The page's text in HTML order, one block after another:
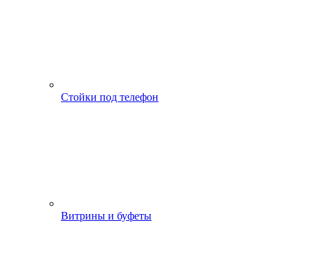
Стойки под телефон
Витрины и буфеты